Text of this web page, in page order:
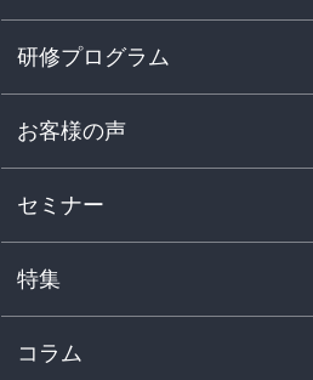
研修プログラム
お客様の声
セミナー
特集
コラム